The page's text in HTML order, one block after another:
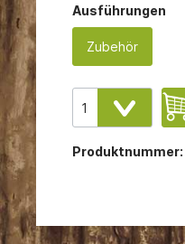
Ausführungen
Zubehör
Produktnummer: